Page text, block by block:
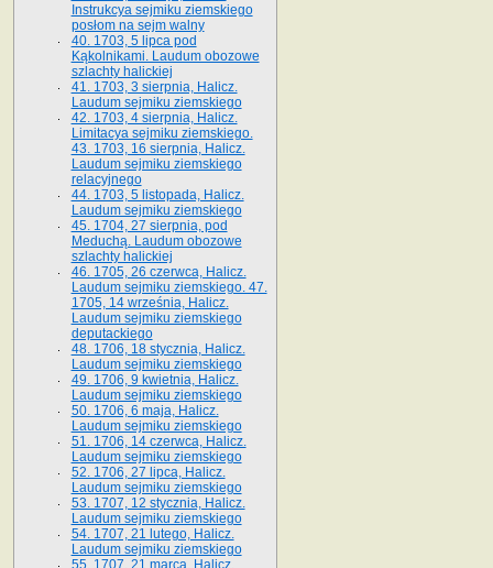
Instrukcya sejmiku ziemskiego
posłom na sejm walny
40. 1703, 5 lipca pod
Kąkolnikami. Laudum obozowe
szlachty halickiej
41­. 1703, 3 sierpnia, Halicz.
Laudum sejmiku ziemskiego
42. 1703, 4 sierpnia, Halicz.
Limitacya sejmiku ziemskiego.
43. 1703, 16 sierpnia, Halicz.
Laudum sejmiku ziemskiego
relacyjnego
44. 1703, 5 listopada, Halicz.
Laudum sejmiku ziemskiego
45. 1704, 27 sierpnia, pod
Meduchą. Laudum obozowe
szlachty halickiej
46. 1705, 26 czerwca, Halicz.
Laudum sejmiku ziemskiego. 47.
1705, 14 września, Halicz.
Laudum sejmiku ziemskiego
deputackiego
48. 1706, 18 stycznia, Halicz.
Laudum sejmiku ziemskiego
49. 1706, 9 kwietnia, Halicz.
Laudum sejmiku ziemskiego
50. 1706, 6 maja, Halicz.
Laudum sejmiku ziemskiego
51. 1706, 14 czerwca, Halicz.
Laudum sejmiku ziemskiego
52. 1706, 27 lipca, Halicz.
Laudum sejmiku ziemskiego
53. 1707, 12 stycznia, Halicz.
Laudum sejmiku ziemskiego
54. 1707, 21 lutego, Halicz.
Laudum sejmiku ziemskiego
55. 1707, 21 marca, Halicz.